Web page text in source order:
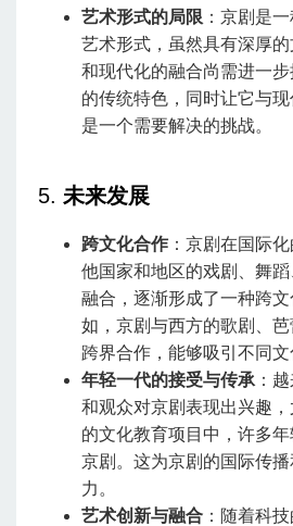
艺术形式的局限 ：京剧是
艺术形式，虽然具有深厚
和现代化的融合尚需进一
的传统特色，同时让它与
是一个需要解决的挑战。
5. 未来发展
跨文化合作 ：京剧在国际
他国家和地区的戏剧、舞
融合，逐渐形成了一种跨
如，京剧与西方的歌剧、
跨界合作，能够吸引不同文
年轻一代的接受与传承 ：
和观众对京剧表现出兴趣
的文化教育项目中，许多
京剧。这为京剧的国际传
力。
艺术创新与融合 ：随着科